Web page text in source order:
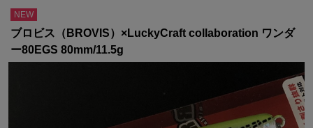
NEW
ブロビス（BROVIS）×LuckyCraft collaboration ワンダ
ー80EGS 80mm/11.5g